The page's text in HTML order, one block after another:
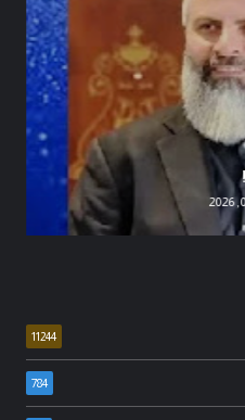
في تحولات موازين
11244
784